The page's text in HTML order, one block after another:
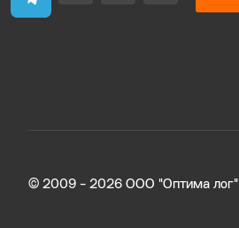
© 2009 - 2026 ООО "Оптима лог"